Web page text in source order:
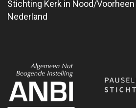
Stichting Kerk in Nood/
Nederland